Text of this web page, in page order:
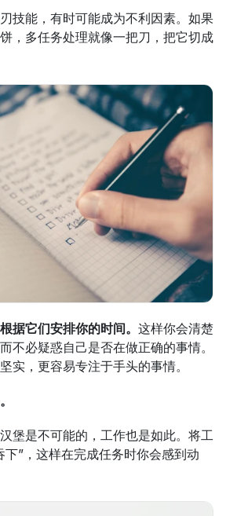
技能，有时可能成为不利因素。如果
，多任务处理就像一把刀，把它切成
据它们安排你的时间。 这样你会清楚
不必疑惑自己是否在做正确的事情。
实，更容易专注于手头的事情。
堡是不可能的，工作也是如此。将工
下”，这样在完成任务时你会感到动